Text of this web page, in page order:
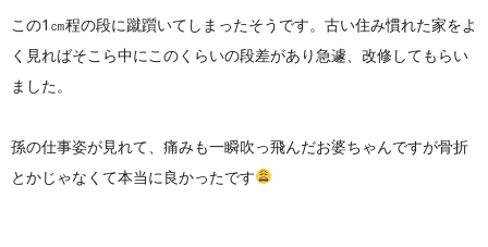
この1㎝程の段に蹴躓いてしまったそうです。古い住み慣れた家をよ
く見ればそこら中にこのくらいの段差があり急遽、改修してもらい
ました。
孫の仕事姿が見れて、痛みも一瞬吹っ飛んだお婆ちゃんですが骨折
とかじゃなくて本当に良かったです